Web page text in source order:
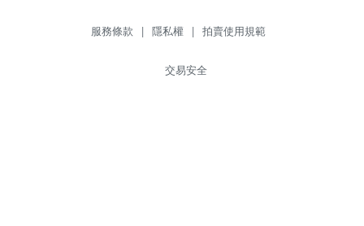
服務條款 | 隱私權 | 拍賣使用規範
交易安全